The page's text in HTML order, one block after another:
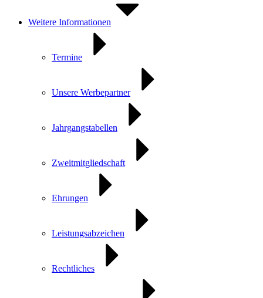
Weitere Informationen
Termine
Unsere Werbepartner
Jahrgangstabellen
Zweitmitgliedschaft
Ehrungen
Leistungsabzeichen
Rechtliches